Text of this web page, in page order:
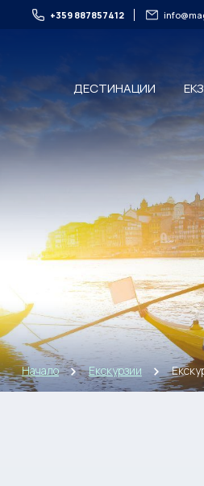
+359 887857412
ДЕСТИНАЦИИ
Начало Екскурзии